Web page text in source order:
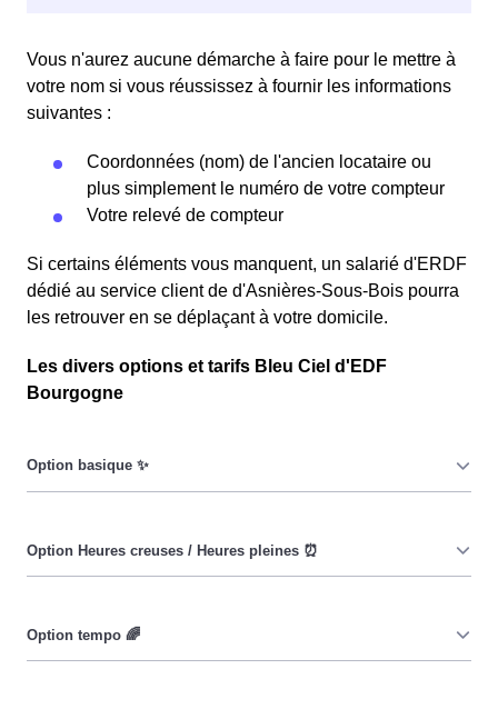
Vous n'aurez aucune démarche à faire pour le mettre à
votre nom si vous réussissez à fournir les informations
suivantes :
Coordonnées (nom) de l'ancien locataire ou
plus simplement le numéro de votre compteur
Votre relevé de compteur
Si certains éléments vous manquent, un salarié d'ERDF
dédié au service client de d'Asnières-Sous-Bois pourra
les retrouver en se déplaçant à votre domicile.
Les divers options et tarifs Bleu Ciel d'EDF
Bourgogne
date, ni de l'heure, que ce soit en à Asnières-Sous-Bois
ou ailleurs. 💡
Asnières-Sous-Bois est réduit. ⚡